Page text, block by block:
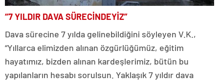
“7 YILDIR DAVA SÜRECİNDEYİZ”
Dava sürecine 7 yılda gelinebildiğini söyleyen V.K.,
“Yıllarca elimizden alınan özgürlüğümüz, eğitim
hayatımız, bizden alınan kardeşlerimiz, bütün bu
yapılanların hesabı sorulsun. Yaklaşık 7 yıldır dava